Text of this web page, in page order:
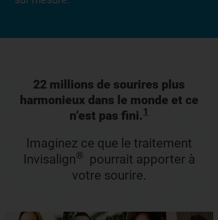
22 millions de sourires plus
harmonieux dans le monde et ce
n’est pas fini.1
Imaginez ce que le traitement
Invisalign®
pourrait apporter à
votre sourire.